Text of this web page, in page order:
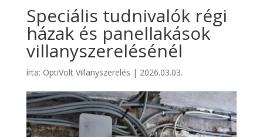
Speciális tudnivalók régi
házak és panellakások
villanyszerelésénél
írta: OptiVolt Villanyszerelés | 2026.03.03.